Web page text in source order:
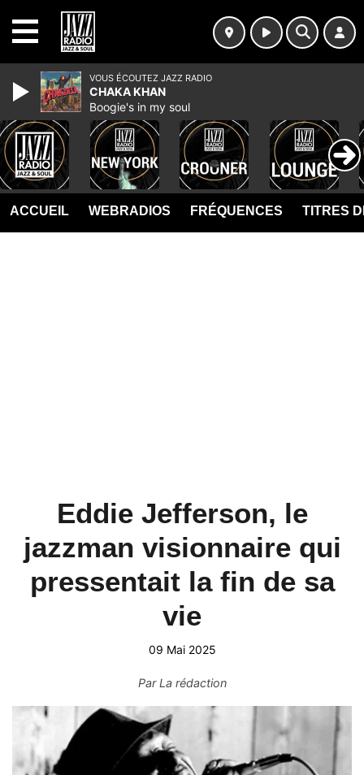
ACCUEIL WEBRADIOS FRÉQUENCES TITRES
Eddie Jefferson, le
jazzman visionnaire qui
pressentait la fin de sa
vie
09 Mai 2025
ParLa rédaction
VOUS ÉCOUTEZ JAZZ RADIO
CHAKA KHAN
Boogie's in my soul